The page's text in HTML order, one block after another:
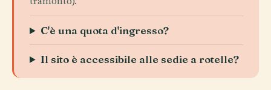
C'è una quota d'ingresso?
Il sito è accessibile alle sedie a rotelle?